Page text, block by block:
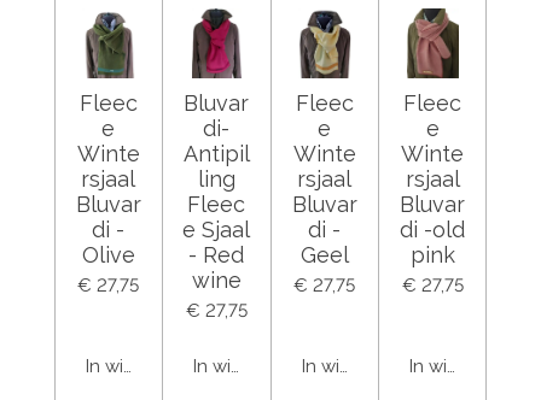
Fleec
e
Winte
rsjaal
Bluvar
di -
Olive
€ 27,75
In winkelwagen
Bluvar
di-
Antipil
ling
Fleec
e Sjaal
- Red
wine
€ 27,75
In winkelwagen
Fleec
e
Winte
rsjaal
Bluvar
di -
Geel
€ 27,75
In winkelwagen
Fleec
e
Winte
rsjaal
Bluvar
di -old
pink
€ 27,75
In